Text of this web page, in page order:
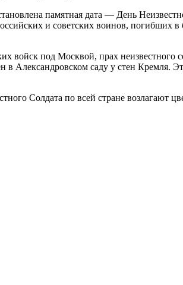
памятная дата — День
и советских воинов, погибших
войск под Москвой, прах неизвестного
Александровском саду у стен Кремля.
Солдата по всей стране возлагают